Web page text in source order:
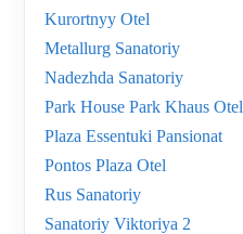
Kurortnyy Otel
Metallurg Sanatoriy
Nadezhda Sanatoriy
Park House Park Khaus Otel
Plaza Essentuki Pansionat
Pontos Plaza Otel
Rus Sanatoriy
Sanatoriy Viktoriya 2